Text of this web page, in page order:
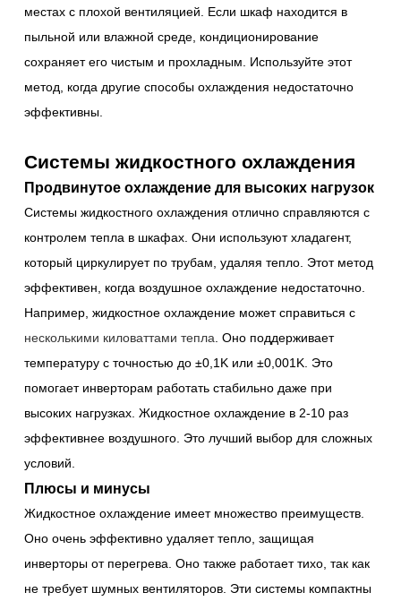
местах с плохой вентиляцией. Если шкаф находится в
пыльной или влажной среде, кондиционирование
сохраняет его чистым и прохладным. Используйте этот
метод, когда другие способы охлаждения недостаточно
эффективны.
Системы жидкостного охлаждения
Продвинутое охлаждение для высоких нагрузок
Системы жидкостного охлаждения отлично справляются с
контролем тепла в шкафах. Они используют хладагент,
который циркулирует по трубам, удаляя тепло. Этот метод
эффективен, когда воздушное охлаждение недостаточно.
Например, жидкостное охлаждение может справиться с
несколькими киловаттами тепла . Оно поддерживает
температуру с точностью до ±0,1K или ±0,001K. Это
помогает инверторам работать стабильно даже при
высоких нагрузках. Жидкостное охлаждение в 2-10 раз
эффективнее воздушного. Это лучший выбор для сложных
условий.
Плюсы и минусы
Жидкостное охлаждение имеет множество преимуществ.
Оно очень эффективно удаляет тепло, защищая
инверторы от перегрева. Оно также работает тихо, так как
не требует шумных вентиляторов. Эти системы компактны